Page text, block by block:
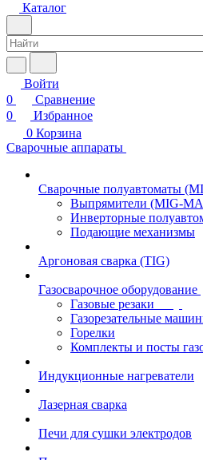
Каталог
Войти
0
Сравнение
0
Избранное
0 Корзина
Сварочные аппараты
Сварочные полуавтоматы
Выпрямители (MIG-
Инверторные
Подающие механизмы
Аргоновая сварка (TIG)
Газосварочное оборудование
Газовые резаки
Газорезательные
Горелки
Комплекты и посты
Индукционные нагреватели
Лазерная сварка
Печи для сушки электродов